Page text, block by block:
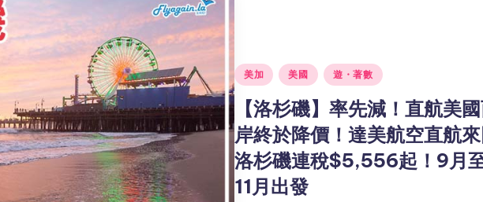
Posted
in
美加 美國 遊・著數
【洛杉磯】率先減！直航美
岸終於降價！達美航空直航
洛杉磯連稅$5,556起！9月
11月出發